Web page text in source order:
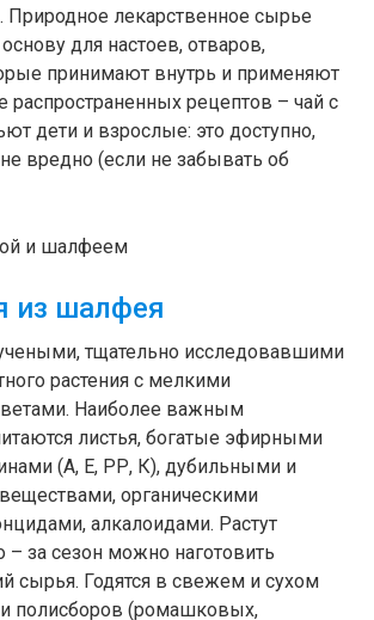
лекарственное сырье
для настоев, отваров,
принимают внутрь и применяют
распространенных рецептов – чай с
дети и взрослые: это доступно,
вредно (если не забывать об
из шалфея
тщательно исследовавшими
растения с мелкими
Наиболее важным
листья, богатые эфирными
(А, Е, РР, К), дубильными и
органическими
алкалоидами. Растут
– за сезон можно наготовить
сырья. Годятся в свежем и сухом
полисборов (ромашковых,